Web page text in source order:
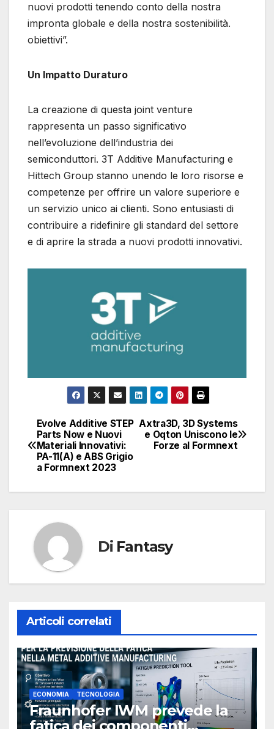
nuovi prodotti tenendo conto della nostra
impronta globale e della nostra sostenibilità.
obiettivi”.
Un Impatto Duraturo
La creazione di questa joint venture
rappresenta un passo significativo
nell’evoluzione dell’industria dei
semiconduttori. 3T Additive Manufacturing e
Hittech Group stanno unendo le loro risorse e
competenze per offrire un valore superiore e
un servizio unico ai clienti. Sono entusiasti di
contribuire a ridefinire gli standard del settore
e di aprire la strada a nuovi prodotti innovativi.
Navigazione
articoli
Axtra3D, 3D Systems
e Oqton Uniscono le
Forze al Formnext
Evolve Additive STEP
Parts Now e Nuovi
Materiali Innovativi:
PA-11(A) e ABS Grigio
a Formnext 2023
Di Fantasy
Articoli correlati
ECONOMIA TECNOLOGIA
Fraunhofer IWM prevede la